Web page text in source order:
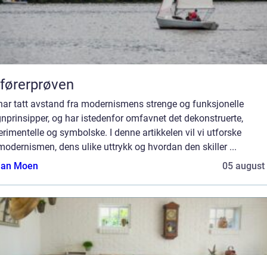
tatt avstand fra modernismens strenge og funksjonelle
og har istedenfor omfavnet det dekonstruerte,
og symbolske. I denne artikkelen vil vi utforske
dens ulike uttrykk og hvordan den skiller ...
Moen
05 august